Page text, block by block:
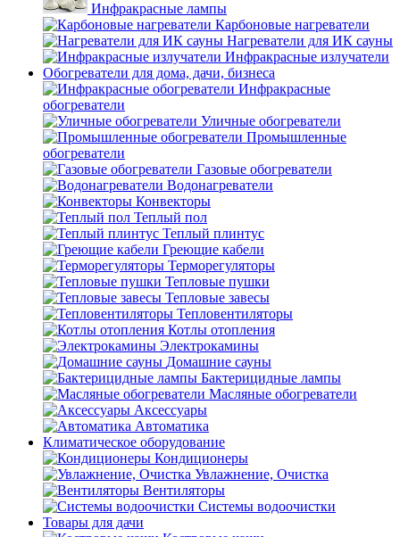
Инфракрасные лампы
Карбоновые нагреватели
Нагреватели для ИК сауны
Инфракрасные излучатели
Обогреватели для дома, дачи, бизнеса
Инфракрасные
обогреватели
Уличные обогреватели
Промышленные
обогреватели
Газовые обогреватели
Водонагреватели
Конвекторы
Теплый пол
Теплый плинтус
Греющие кабели
Терморегуляторы
Тепловые пушки
Тепловые завесы
Тепловентиляторы
Котлы отопления
Электрокамины
Домашние сауны
Бактерицидные лампы
Масляные обогреватели
Аксессуары
Автоматика
Климатическое оборудование
Кондиционеры
Увлажнение, Очистка
Вентиляторы
Системы водоочистки
Товары для дачи